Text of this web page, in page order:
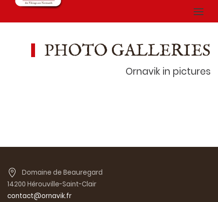
PHOTO GALLERIES
Ornavik in pictures
Domaine de Beauregard
14200 Hérouville-Saint-Clair
contact@ornavik.fr